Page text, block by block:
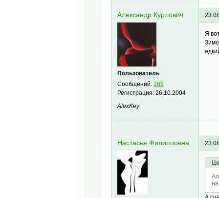
Александр Курлович
Пользователь
Сообщений:289
Регистрация:26.10.2004
AlexKey
Я
Настасья Филипповна